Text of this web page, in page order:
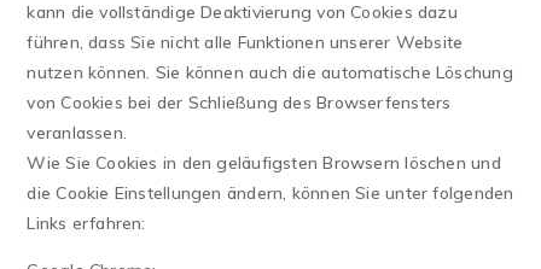
kann die vollständige Deaktivierung von Cookies dazu
führen, dass Sie nicht alle Funktionen unserer Website
nutzen können. Sie können auch die automatische Löschung
von Cookies bei der Schließung des Browserfensters
veranlassen.
Wie Sie Cookies in den geläufigsten Browsern löschen und
die Cookie Einstellungen ändern, können Sie unter folgenden
Links erfahren: